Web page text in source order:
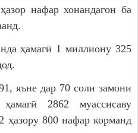
нафар хонандагон ба
ҳамагӣ 1 миллиону 325
яъне дар 70 соли замони
2862 муассисаву
ҳазору 800 нафар корманд